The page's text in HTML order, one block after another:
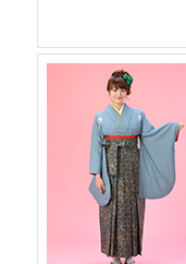
販売価格(税込)
￥ 8,800 円